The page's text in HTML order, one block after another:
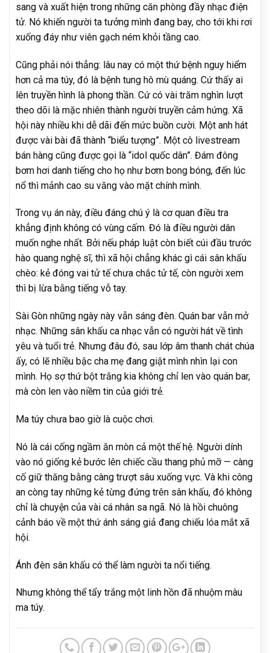
sang và xuất hiện trong những căn phòng đầy nhạc điện
tử. Nó khiến người ta tưởng mình đang bay, cho tới khi rơi
xuống đáy như viên gạch ném khỏi tầng cao.
Cũng phải nói thẳng: lâu nay có một thứ bệnh nguy hiểm
hơn cả ma túy, đó là bệnh tung hô mù quáng. Cứ thấy ai
lên truyền hình là phong thần. Cứ có vài trăm nghìn lượt
theo dõi là mặc nhiên thành người truyền cảm hứng. Xã
hội này nhiều khi dễ dãi đến mức buồn cười. Một anh hát
được vài bài đã thành “biểu tượng”. Một cô livestream
bán hàng cũng được gọi là “idol quốc dân”. Đám đông
bơm hơi danh tiếng cho họ như bơm bong bóng, đến lúc
nổ thì mảnh cao su văng vào mặt chính mình.
Trong vụ án này, điều đáng chú ý là cơ quan điều tra
khẳng định không có vùng cấm. Đó là điều người dân
muốn nghe nhất. Bởi nếu pháp luật còn biết cúi đầu trước
hào quang nghệ sĩ, thì xã hội chẳng khác gì cái sân khấu
chèo: kẻ đóng vai tử tế chưa chắc tử tế, còn người xem
thì bị lừa bằng tiếng vỗ tay.
Sài Gòn những ngày này vẫn sáng đèn. Quán bar vẫn mở
nhạc. Những sân khấu ca nhạc vẫn có người hát về tình
yêu và tuổi trẻ. Nhưng đâu đó, sau lớp âm thanh chát chúa
ấy, có lẽ nhiều bậc cha mẹ đang giật mình nhìn lại con
mình. Họ sợ thứ bột trắng kia không chỉ len vào quán bar,
mà còn len vào niềm tin của giới trẻ.
Ma túy chưa bao giờ là cuộc chơi.
Nó là cái cống ngầm ăn mòn cả một thế hệ. Người dính
vào nó giống kẻ bước lên chiếc cầu thang phủ mỡ — càng
cố giữ thăng bằng càng trượt sâu xuống vực. Và khi công
an còng tay những kẻ từng đứng trên sân khấu, đó không
chỉ là chuyện của vài cá nhân sa ngã. Nó là hồi chuông
cảnh báo về một thứ ánh sáng giả đang chiếu lóa mắt xã
hội.
Ánh đèn sân khấu có thể làm người ta nổi tiếng.
Nhưng không thể tẩy trắng một linh hồn đã nhuộm màu
ma túy.